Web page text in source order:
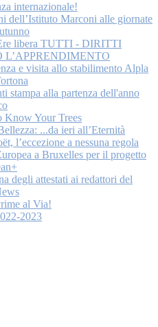
internazionale!
dell’Istituto Marconi alle giornate
libera TUTTI - DIRITTI
L’APPRENDIMENTO
e visita allo stabilimento Alpla
stampa alla partenza dell'anno
Know Your Trees
...da ieri all’Eternità
l’eccezione a nessuna regola
a Bruxelles per il progetto
degli attestati ai redattori del
al Via!
2023